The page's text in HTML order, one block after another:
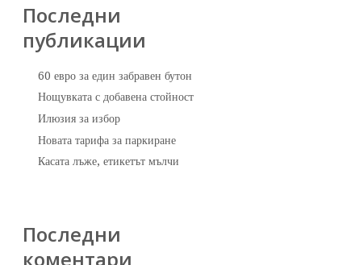
Последни
публикации
60 евро за един забравен бутон
Нощувката с добавена стойност
Илюзия за избор
Новата тарифа за паркиране
Касата лъже, етикетът мълчи
Последни
коментари